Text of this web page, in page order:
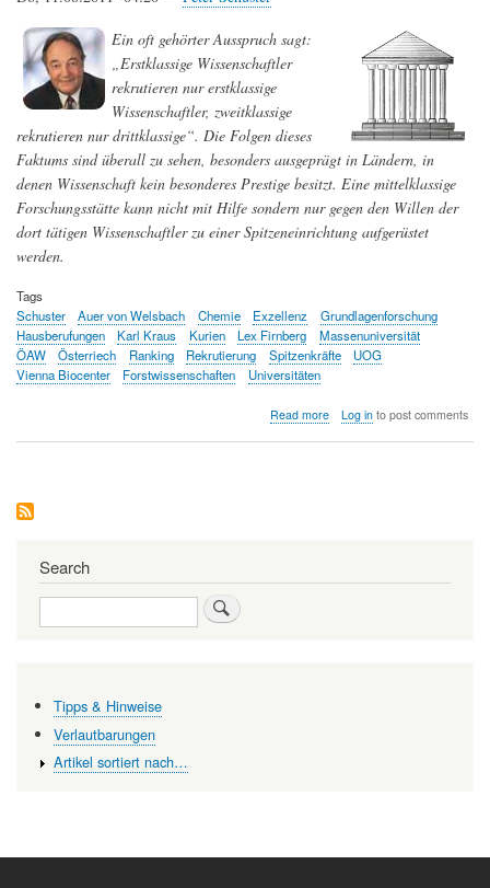
Ein oft gehörter Ausspruch sagt:
„Erstklassige Wissenschaftler
rekrutieren nur erstklassige
Wissenschaftler, zweitklassige
rekrutieren nur drittklassige“. Die Folgen dieses
Faktums sind überall zu sehen, besonders ausgeprägt in Ländern, in
denen Wissenschaft kein besonderes Prestige besitzt. Eine mittelklassige
Forschungsstätte kann nicht mit Hilfe sondern nur gegen den Willen der
dort tätigen Wissenschaftler zu einer Spitzeneinrichtung aufgerüstet
werden.
Tags
Schuster
Auer von Welsbach Chemie Exzellenz
Grundlagenforschung
Hausberufungen
Karl Kraus Kurien Lex Firnberg
Massenuniversität
ÖAW
Österriech Ranking Rekrutierung Spitzenkräfte
UOG
Vienna Biocenter
Forstwissenschaften Universitäten
Read moreabout
Log into post comments
Search
Search
Tipps & Hinweise
Verlautbarungen
Artikel sortiert nach…